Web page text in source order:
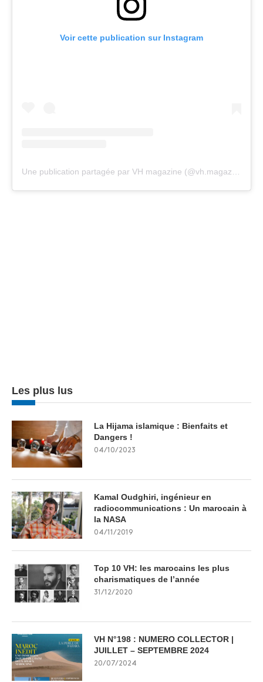
Voir cette publication sur Instagram
Une publication partagée par VH magazine (@vh.magazine)
Les plus lus
La Hijama islamique : Bienfaits et
Dangers !
04/10/2023
Kamal Oudghiri, ingénieur en
radiocommunications : Un marocain à
la NASA
04/11/2019
Top 10 VH: les marocains les plus
charismatiques de l’année
31/12/2020
VH N°198 : NUMERO COLLECTOR |
JUILLET – SEPTEMBRE 2024
20/07/2024